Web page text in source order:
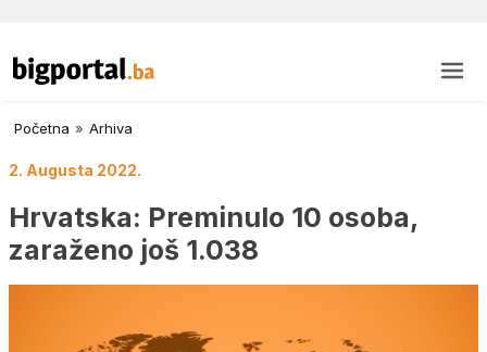
Početna » Arhiva
2. Augusta 2022.
Hrvatska: Preminulo 10 osoba,
zaraženo još 1.038